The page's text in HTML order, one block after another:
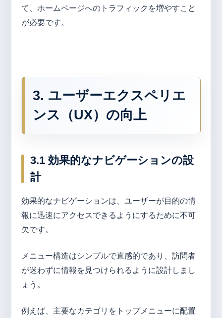
て、ホームページへのトラフィックを増やすこと
が必要です。
3. ユーザーエクスペリエ
ンス（UX）の向上
3.1 効果的なナビゲーションの設
計
効果的なナビゲーションは、ユーザーが目的の情
報に迅速にアクセスできるようにするために不可
欠です。
メニュー構造はシンプルで直感的であり、訪問者
が迷わずに情報を見つけられるように設計しまし
ょう。
例えば、主要なカテゴリをトップメニューに配置